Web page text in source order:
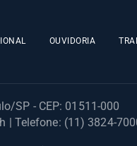
OUVIDORIA
SP - CEP: 01511-000
| Telefone: (11) 3824-